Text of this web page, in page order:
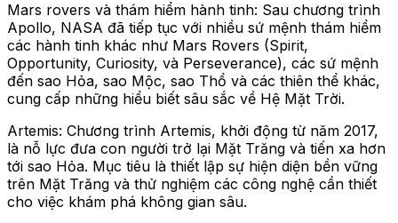
Mars rovers và thám hiểm hành tinh: Sau chương trình
Apollo, NASA đã tiếp tục với nhiều sứ mệnh thám hiểm
các hành tinh khác như Mars Rovers (Spirit,
Opportunity, Curiosity, và Perseverance), các sứ mệnh
đến sao Hỏa, sao Mộc, sao Thổ và các thiên thể khác,
cung cấp những hiểu biết sâu sắc về Hệ Mặt Trời.
Artemis: Chương trình Artemis, khởi động từ năm 2017,
là nỗ lực đưa con người trở lại Mặt Trăng và tiến xa hơn
tới sao Hỏa. Mục tiêu là thiết lập sự hiện diện bền vững
trên Mặt Trăng và thử nghiệm các công nghệ cần thiết
cho việc khám phá không gian sâu.